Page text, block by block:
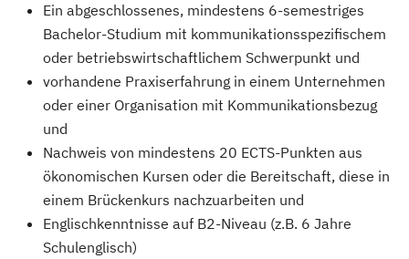
Ein abgeschlossenes, mindestens 6-semestriges
Bachelor-Studium mit kommunikationsspezifischem
oder betriebswirtschaftlichem Schwerpunkt und
vorhandene Praxiserfahrung in einem Unternehmen
oder einer Organisation mit Kommunikationsbezug
und
Nachweis von mindestens 20 ECTS-Punkten aus
ökonomischen Kursen oder die Bereitschaft, diese in
einem Brückenkurs nachzuarbeiten und
Englischkenntnisse auf B2-Niveau (z.B. 6 Jahre
Schulenglisch)